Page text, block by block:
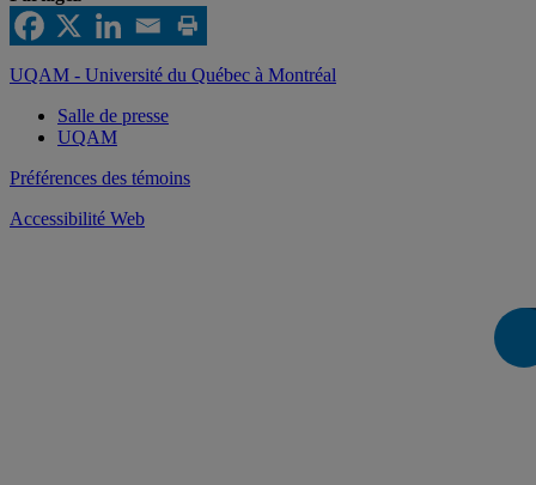
UQAM - Université du Québec à Montréal
Salle de presse
UQAM
Préférences des témoins
Accessibilité Web